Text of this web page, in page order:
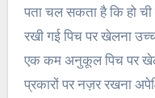
पता चल सकता है कि हो ची
रखी गई पिच पर खेलना
एक कम अनुकूल पिच पर
प्रकारों पर नज़र रखना